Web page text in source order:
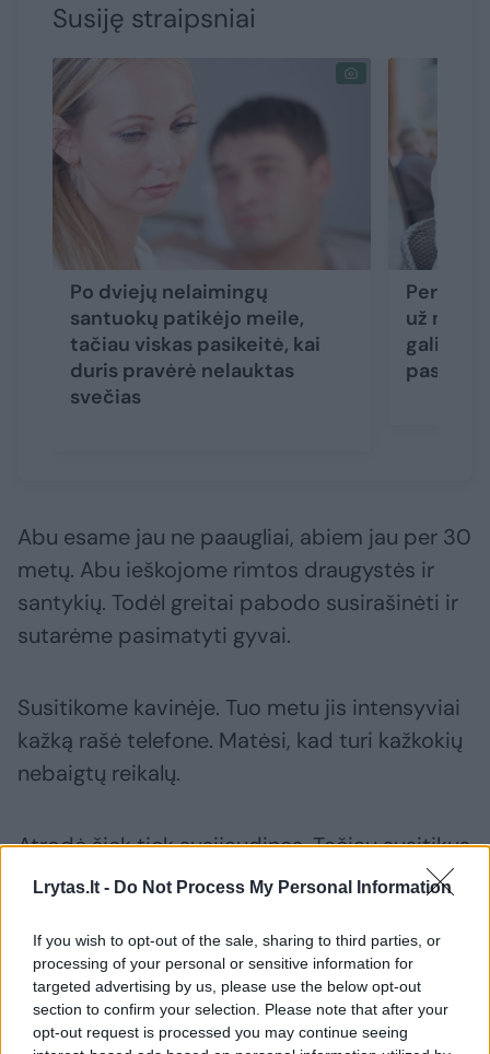
Lrytas.lt - Do Not Process My Personal Information
If you wish to opt-out of the sale, sharing to third parties, or
processing of your personal or sensitive information for
targeted advertising by us, please use the below opt-out
section to confirm your selection. Please note that after your
opt-out request is processed you may continue seeing
Susiję straipsniai
Po dviejų nelaimingų
santuokų patikėjo meile,
tačiau viskas pasikeitė, kai
duris pravėrė nelauktas
svečias
Per
už
Abu esame jau ne paaugliai, abiem jau per 30
metų. Abu ieškojome rimtos draugystės ir
santykių. Todėl greitai pabodo susirašinėti ir
sutarėme pasimatyti gyvai.
Susitikome kavinėje. Tuo metu jis intensyviai
kažką rašė telefone. Matėsi, kad turi kažkokių
nebaigtų reikalų.
Atrodė šiek tiek susijaudinęs. Tačiau susitikus
mūsų akims jis iškart nušvito.
Pokalbis buvo labais malonus. Jis man sakė
daug komplimentų, iškart paėmė už rankos.
Atrodė, kad esame pažįstami ne kelias